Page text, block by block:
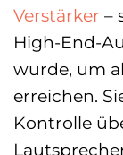
Verstärker –
High-End-
wurde, um
erreichen.
Kontrolle